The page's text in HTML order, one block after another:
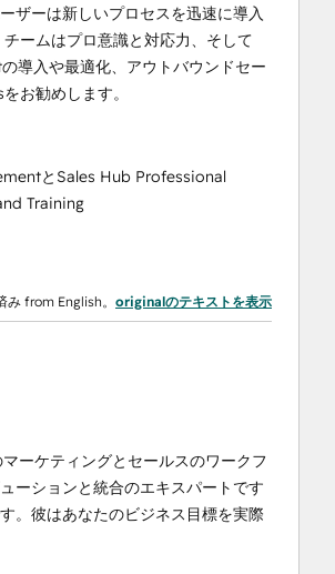
ザーは新しいプロセスを迅速に導入
ームはプロ意識と対応力、そして
導入や最適化、アウトバウンドセー
お勧めします。
とSales Hub Professional
Training
み from English。 originalのテキストを表示
ーケティングとセールスのワークフ
ーションと統合のエキスパートです
。彼はあなたのビジネス目標を実際